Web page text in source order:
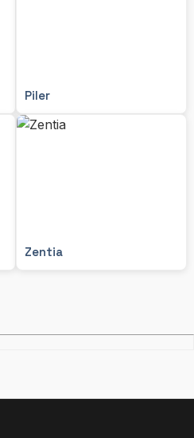
Piler
Zentia